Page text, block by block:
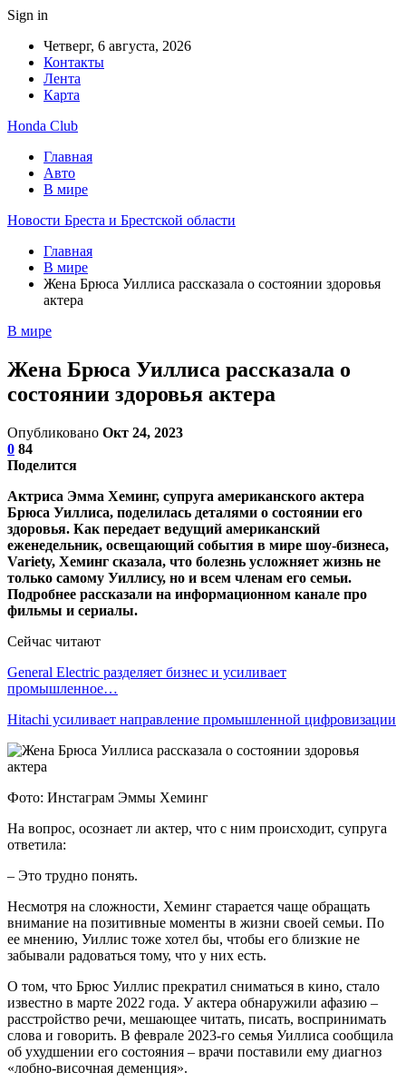
Sign in
Четверг, 6 августа, 2026
Контакты
Лента
Карта
Honda Club
Главная
Авто
В мире
Новости Бреста и Брестской области
Главная
В мире
Жена Брюса Уиллиса рассказала о состоянии здоровья
актера
В мире
Жена Брюса Уиллиса рассказала о
состоянии здоровья актера
Опубликовано Окт 24, 2023
0 84
Поделится
Актриса Эмма Хеминг, супруга американского актера
Брюса Уиллиса, поделилась деталями о состоянии его
здоровья. Как передает ведущий американский
еженедельник, освещающий события в мире шоу-бизнеса,
Variety, Хеминг сказала, что болезнь усложняет жизнь не
только самому Уиллису, но и всем членам его семьи.
Подробнее рассказали на информационном канале про
фильмы и сериалы.
Сейчас читают
General Electric разделяет бизнес и усиливает
промышленное…
Hitachi усиливает направление промышленной цифровизации
Фото: Инстаграм Эммы Хеминг
На вопрос, осознает ли актер, что с ним происходит, супруга
ответила:
– Это трудно понять.
Несмотря на сложности, Хеминг старается чаще обращать
внимание на позитивные моменты в жизни своей семьи. По
ее мнению, Уиллис тоже хотел бы, чтобы его близкие не
забывали радоваться тому, что у них есть.
О том, что Брюс Уиллис прекратил сниматься в кино, стало
известно в марте 2022 года. У актера обнаружили афазию –
расстройство речи, мешающее читать, писать, воспринимать
слова и говорить. В феврале 2023-го семья Уиллиса сообщила
об ухудшении его состояния – врачи поставили ему диагноз
«лобно-височная деменция».